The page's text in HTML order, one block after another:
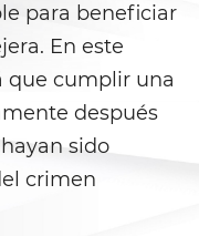
Bajo
una
de Arresto
para beneficiar
En este
que cumplir una
después
sido
crimen